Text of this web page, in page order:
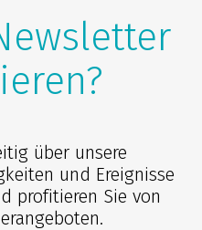
über unsere
und Ereignisse
profitieren Sie von